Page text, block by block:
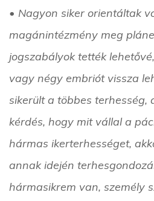
• Nagyon siker orientáltak
magánintézmény meg
jogszabályok tették
vagy négy embriót vissza
sikerült a többes terhesség,
kérdés, hogy mit vállal a
hármas ikerterhességet,
annak idején
hármasikrem van, személy